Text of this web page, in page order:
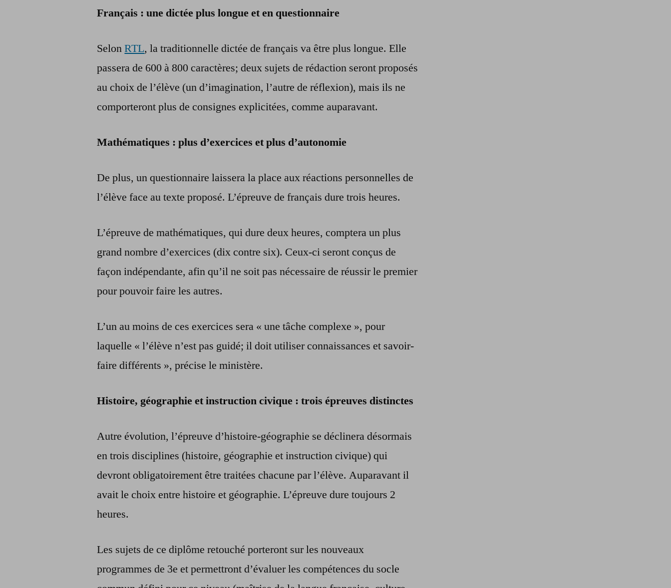
Français : une dictée plus longue et en questionnaire
SelonRTL, la traditionnelle dictée de français va être plus longue. Elle
passera de 600 à 800 caractères; deux sujets de rédaction seront proposés
au choix de l’élève (un d’imagination, l’autre de réflexion), mais ils ne
comporteront plus de consignes explicitées, comme auparavant.
Mathématiques : plus d’exercices et plus d’autonomie
De plus, un questionnaire laissera la place aux réactions personnelles de
l’élève face au texte proposé. L’épreuve de français dure trois heures.
L’épreuve de mathématiques, qui dure deux heures, comptera un plus
grand nombre d’exercices (dix contre six). Ceux-ci seront conçus de
façon indépendante, afin qu’il ne soit pas nécessaire de réussir le premier
pour pouvoir faire les autres.
L’un au moins de ces exercices sera « une tâche complexe », pour
laquelle « l’élève n’est pas guidé; il doit utiliser connaissances et savoir-
faire différents », précise le ministère.
Histoire, géographie et instruction civique : trois épreuves distinctes
Autre évolution, l’épreuve d’histoire-géographie se déclinera désormais
en trois disciplines (histoire, géographie et instruction civique) qui
devront obligatoirement être traitées chacune par l’élève. Auparavant il
avait le choix entre histoire et géographie. L’épreuve dure toujours 2
heures.
Les sujets de ce diplôme retouché porteront sur les nouveaux
programmes de 3e et permettront d’évaluer les compétences du socle